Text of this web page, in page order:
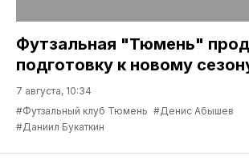
Футзальная "Тюмень"
подготовку к новому
7 августа, 10:34
#Футзальный клуб Тюмень #Денис Абышев
#Даниил Букаткин